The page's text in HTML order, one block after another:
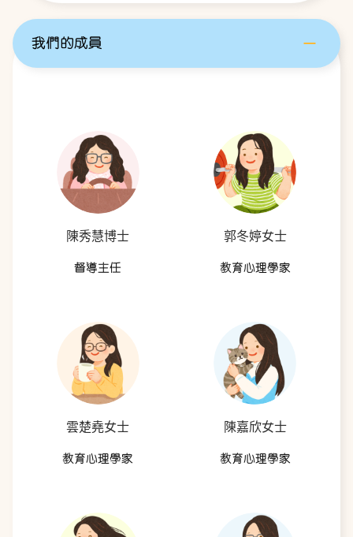
我們的成員
陳秀慧博士
督導主任
郭冬婷女士
教育心理學家
雲楚堯女士
教育心理學家
陳嘉欣女士
教育心理學家